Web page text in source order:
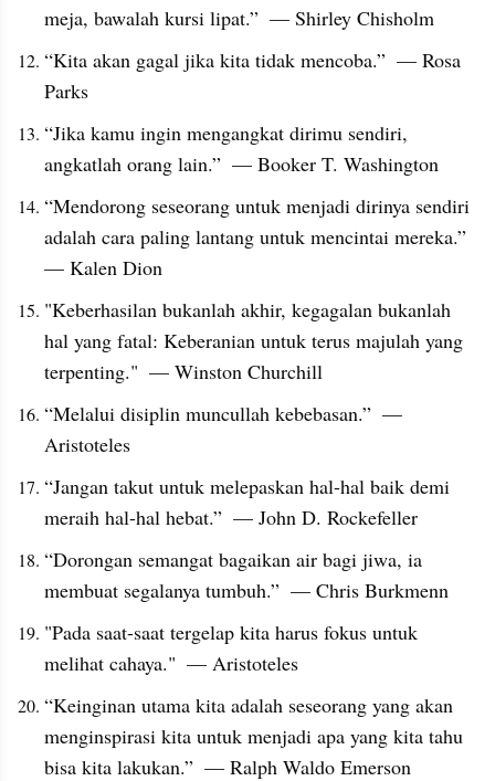
meja, bawalah kursi lipat.”  — Shirley Chisholm
“Kita akan gagal jika kita tidak mencoba.”  — Rosa
Parks
“Jika kamu ingin mengangkat dirimu sendiri,
angkatlah orang lain.”  — Booker T. Washington
“Mendorong seseorang untuk menjadi dirinya sendiri
adalah cara paling lantang untuk mencintai mereka.”
— Kalen Dion
"Keberhasilan bukanlah akhir, kegagalan bukanlah
hal yang fatal: Keberanian untuk terus majulah yang
terpenting."  — Winston Churchill
“Melalui disiplin muncullah kebebasan.”  —
Aristoteles
“Jangan takut untuk melepaskan hal-hal baik demi
meraih hal-hal hebat.”  — John D. Rockefeller
“Dorongan semangat bagaikan air bagi jiwa, ia
membuat segalanya tumbuh.”  — Chris Burkmenn
"Pada saat-saat tergelap kita harus fokus untuk
melihat cahaya."  — Aristoteles
“Keinginan utama kita adalah seseorang yang akan
menginspirasi kita untuk menjadi apa yang kita tahu
bisa kita lakukan.”  — Ralph Waldo Emerson